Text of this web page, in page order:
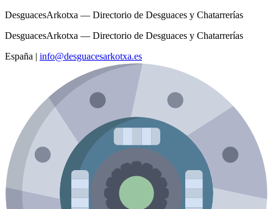
DesguacesArkotxa — Directorio de Desguaces y Chatarrerías
DesguacesArkotxa — Directorio de Desguaces y Chatarrerías
España | info@desguacesarkotxa.es